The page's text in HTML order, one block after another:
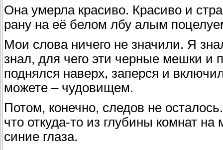
Она умерла красиво. Красиво и
рану на её белом лбу алым
Мои слова ничего не значили. Я
знал, для чего эти черные мешки и
поднялся наверх, заперся и
можете – чудовищем.
Потом, конечно, следов не
что откуда-то из глубины комнат
синие глаза.